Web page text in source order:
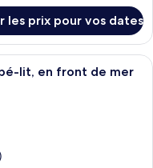
les prix pour vos dates
gratuits dans le mini-bar,
lit, en front de mer